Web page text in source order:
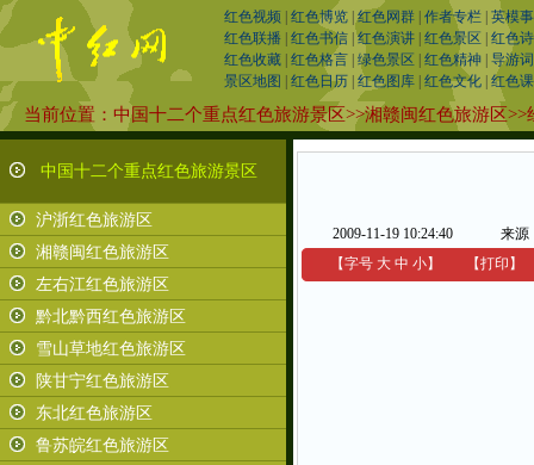
红色视频 红色博览 |红色网群 作者专栏 英模
红色联播 红色书信 |红色演讲 红色景区
红色
红色收藏 红色格言 绿色景区 红色精神 导游
景区地图
红色日历 红色图库 红色文化 红色
当前位置： 中国十二个重点红色旅游景区>>湘赣闽红色旅游区>>
中国十二个重点红色旅游景区
沪浙红色旅游区
湘赣闽红色旅游区
左右江红色旅游区
黔北黔西红色旅游区
雪山草地红色旅游区
陕甘宁红色旅游区
东北红色旅游区
鲁苏皖红色旅游区
2009-11-19 10:24:40
来源
【字号 大 中 小】 【打印 】